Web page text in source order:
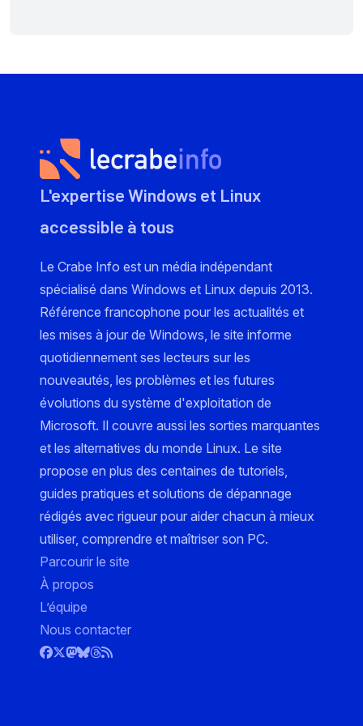
L'expertise Windows et Linux
accessible à tous
Le Crabe Info est un média indépendant
spécialisé dans Windows et Linux depuis 2013.
Référence francophone pour les actualités et
les mises à jour de Windows, le site informe
quotidiennement ses lecteurs sur les
nouveautés, les problèmes et les futures
évolutions du système d'exploitation de
Microsoft. Il couvre aussi les sorties marquantes
et les alternatives du monde Linux. Le site
propose en plus des centaines de tutoriels,
guides pratiques et solutions de dépannage
rédigés avec rigueur pour aider chacun à mieux
utiliser, comprendre et maîtriser son PC.
Parcourir le site
À propos
L’équipe
Nous contacter